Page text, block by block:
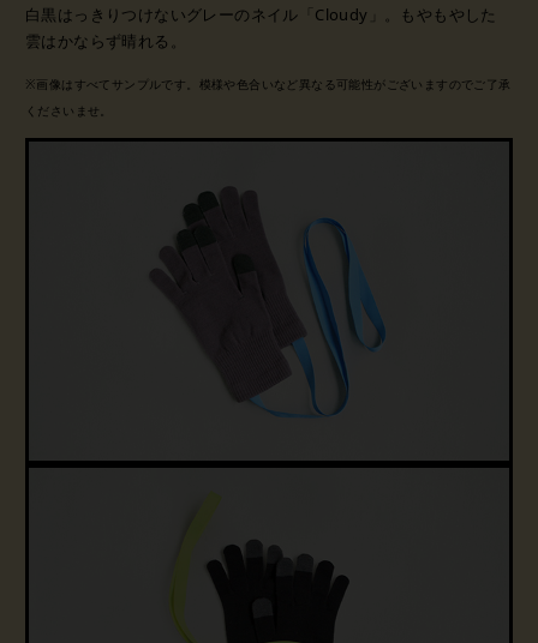
白黒はっきりつけないグレーのネイル「Cloudy」。
もやもやした
雲はかならず晴れる。
※画像はすべてサンプルです。模様や色合いなど異なる可能性がございますのでご了承
くださいませ。